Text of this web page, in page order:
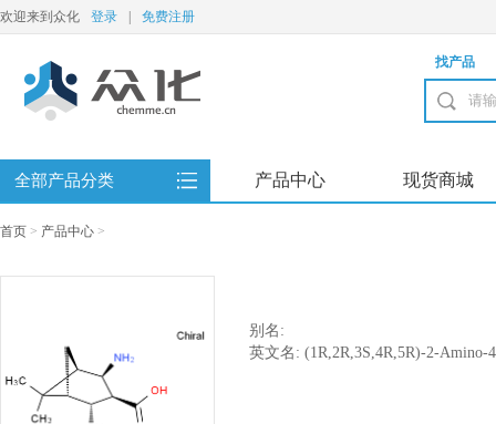
欢迎来到众化 登录 免费注册
找产品
全部产品分类 产品中心 现货商城
首页 > 产品中心 >
别名:
英文名: (1R,2R,3S,4R,5R)-2-Amino-